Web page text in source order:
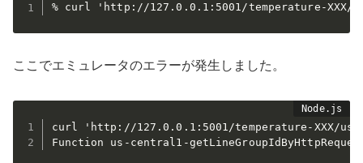
% curl 'http://127.0.0.1:5001/temperature-XXX/
ここでエミュレータのエラーが発生しました。
curl 'http://127.0.0.1:5001/temperature-XXX/us-
Function us-central1-